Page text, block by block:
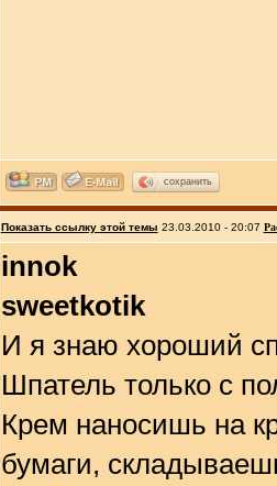
сохранить
Показать ссылку этой темы 23.03.2010 - 20:07
innok
sweetkotik
И я знаю хороший
Шпатель только с
Крем наносишь на
бумаги,